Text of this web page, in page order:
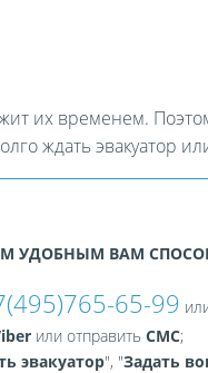
их временем.
ждать эвакуатор
УДОБНЫМ ВАМ
65-99
или отправить СМС;
эвакуатор", "Задать